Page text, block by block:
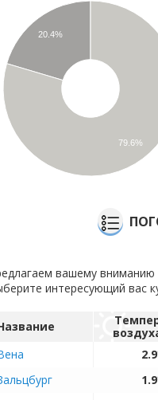
20.4%
79.6%
вашему вниманию
интересующий вас
2.9
1.9